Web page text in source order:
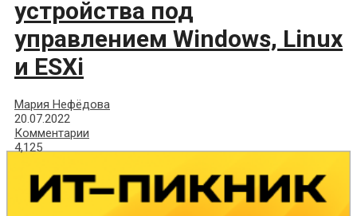
устройства под
управлением Windows, Linux
и ESXi
Мария Нефёдова
20.07.2022
Комментарии
4,125